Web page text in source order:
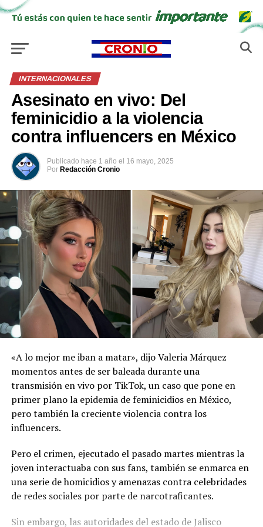
INTERNACIONALES
Asesinato en vivo: Del
feminicidio a la violencia
contra influencers en México
Publicado hace 1 año el 16 mayo, 2025
Por Redacción Cronio
«A lo mejor me iban a matar», dijo Valeria Márquez
momentos antes de ser baleada durante una
transmisión en vivo por TikTok, un caso que pone en
primer plano la epidemia de feminicidios en México,
pero también la creciente violencia contra los
influencers.
Pero el crimen, ejecutado el pasado martes mientras la
joven interactuaba con sus fans, también se enmarca en
una serie de homicidios y amenazas contra celebridades
de redes sociales por parte de narcotraficantes.
Sin embargo, las autoridades del estado de Jalisco